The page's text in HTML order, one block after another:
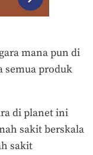
mana pun di
semua produk
di planet ini
sakit berskala
sakit